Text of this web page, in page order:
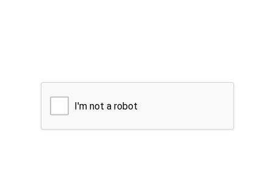
I'm not a robot